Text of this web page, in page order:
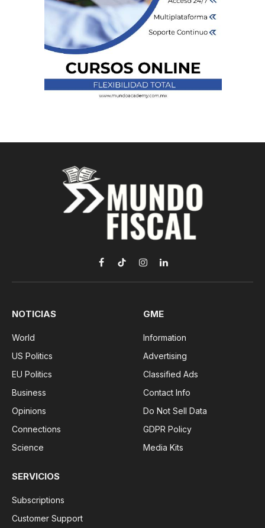
Facebook
TikTokInstagramLinkedIn
NOTICIAS
World
US Politics
EU Politics
Business
Opinions
Connections
Science
GME
Information
Advertising
Classified Ads
Contact Info
Do Not Sell Data
GDPR Policy
Media Kits
SERVICIOS
Subscriptions
Customer Support